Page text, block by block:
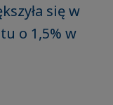
się w
o 1,5% w